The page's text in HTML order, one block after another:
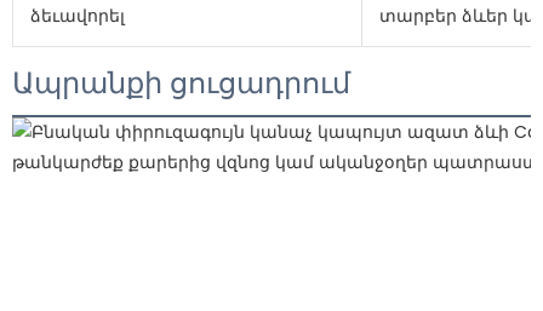
ձեւավորել տարբեր ձևեր
Ապրանքի ցուցադրում